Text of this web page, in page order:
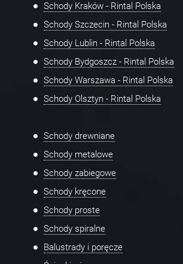
Schody Kraków - Rintal Polska
Schody Szczecin - Rintal Polska
Schody Lublin - Rintal Polska
Schody Bydgoszcz - Rintal Polska
Schody Warszawa - Rintal Polska
Schody Olsztyn - Rintal Polska
Schody drewniane
Schody metalowe
Schody zabiegowe
Schody kręcone
Schody proste
Schody spiralne
Balustrady i poręcze